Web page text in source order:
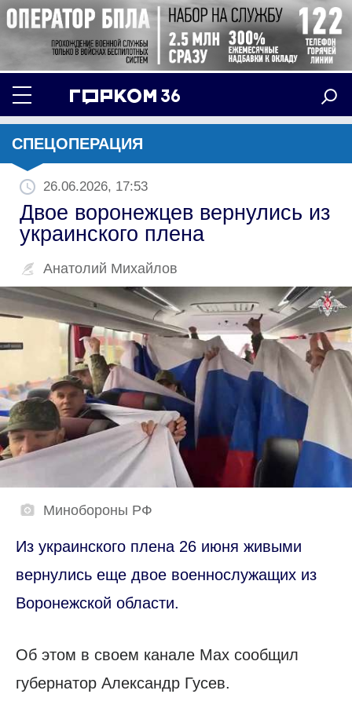
СПЕЦОПЕРАЦИЯ
26.06.2026, 17:53
Двое воронежцев вернулись из
украинского плена
Анатолий Михайлов
Минобороны РФ
Из украинского плена 26 июня живыми
вернулись еще двое военнослужащих из
Воронежской области.
Об этом в своем канале Мах сообщил
губернатор Александр Гусев.